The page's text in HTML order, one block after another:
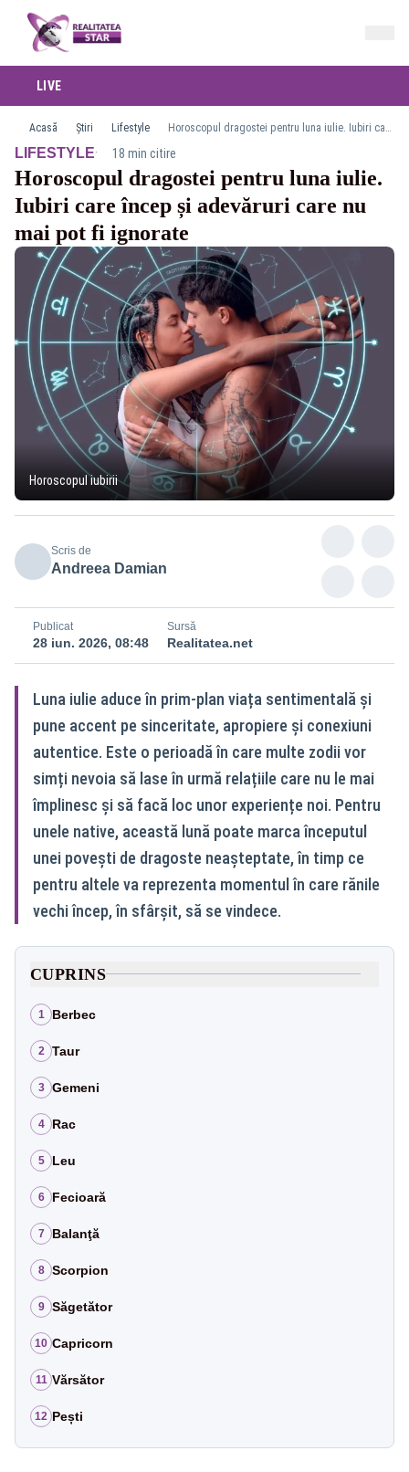
LIVE
Acasă Știri Lifestyle Horoscopul dragostei pentru luna iulie. Iubiri care încep și adevăruri care nu mai pot fi ignorate
LIFESTYLE· 18 min citire
Horoscopul dragostei pentru luna iulie.
Iubiri care încep și adevăruri care nu
mai pot fi ignorate
Horoscopul iubirii
Scris de
Andreea Damian
Publicat
28 iun. 2026, 08:48
Sursă
Realitatea.net
Luna iulie aduce în prim-plan viața sentimentală și
pune accent pe sinceritate, apropiere și conexiuni
autentice. Este o perioadă în care multe zodii vor
simți nevoia să lase în urmă relațiile care nu le mai
împlinesc și să facă loc unor experiențe noi. Pentru
unele native, această lună poate marca începutul
unei povești de dragoste neașteptate, în timp ce
pentru altele va reprezenta momentul în care rănile
vechi încep, în sfârșit, să se vindece.
CUPRINS
1 Berbec
2 Taur
3 Gemeni
4 Rac
5 Leu
6 Fecioară
7 Balanţă
8 Scorpion
9 Săgetător
10 Capricorn
11 Vărsător
12 Pești